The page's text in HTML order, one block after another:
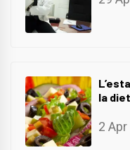
la
2